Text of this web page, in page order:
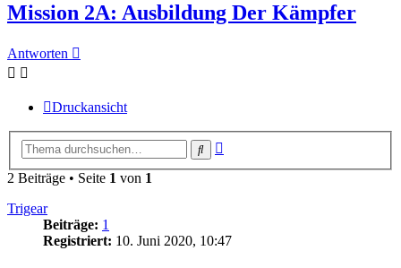
Mission 2A: Ausbildung Der Kämpfer
Antworten
Druckansicht
Suche
2 Beiträge • Seite 1 von 1
Trigear
Beiträge: 1
Registriert: 10. Juni 2020, 10:47